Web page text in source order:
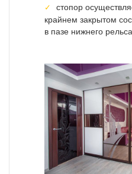
стопор
крайнем закрытом
в пазе нижнего